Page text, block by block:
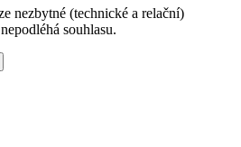
nezbytné (technické a relační)
souhlasu.